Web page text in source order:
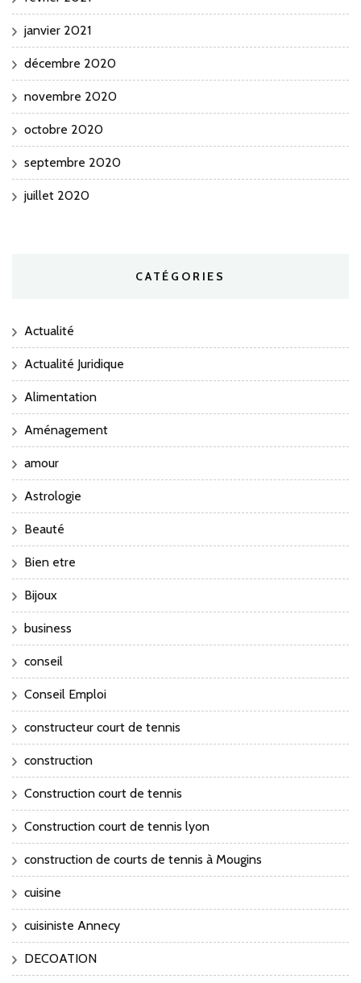
janvier 2021
décembre 2020
novembre 2020
octobre 2020
septembre 2020
juillet 2020
CATÉGORIES
Actualité
Actualité Juridique
Alimentation
Aménagement
amour
Astrologie
Beauté
Bien etre
Bijoux
business
conseil
Conseil Emploi
constructeur court de tennis
construction
Construction court de tennis
Construction court de tennis lyon
construction de courts de tennis à Mougins
cuisine
cuisiniste Annecy
DECOATION